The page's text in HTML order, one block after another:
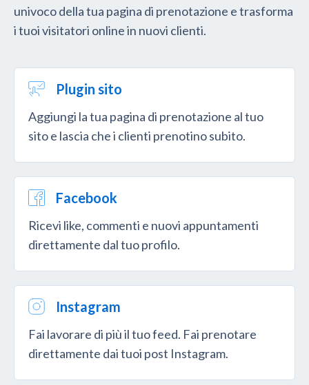
univoco della tua pagina di prenotazione e trasforma
i tuoi visitatori online in nuovi clienti.
Plugin sito
Aggiungi la tua pagina di prenotazione al tuo
sito e lascia che i clienti prenotino subito.
Facebook
Ricevi like, commenti e nuovi appuntamenti
direttamente dal tuo profilo.
Instagram
Fai lavorare di più il tuo feed. Fai prenotare
direttamente dai tuoi post Instagram.